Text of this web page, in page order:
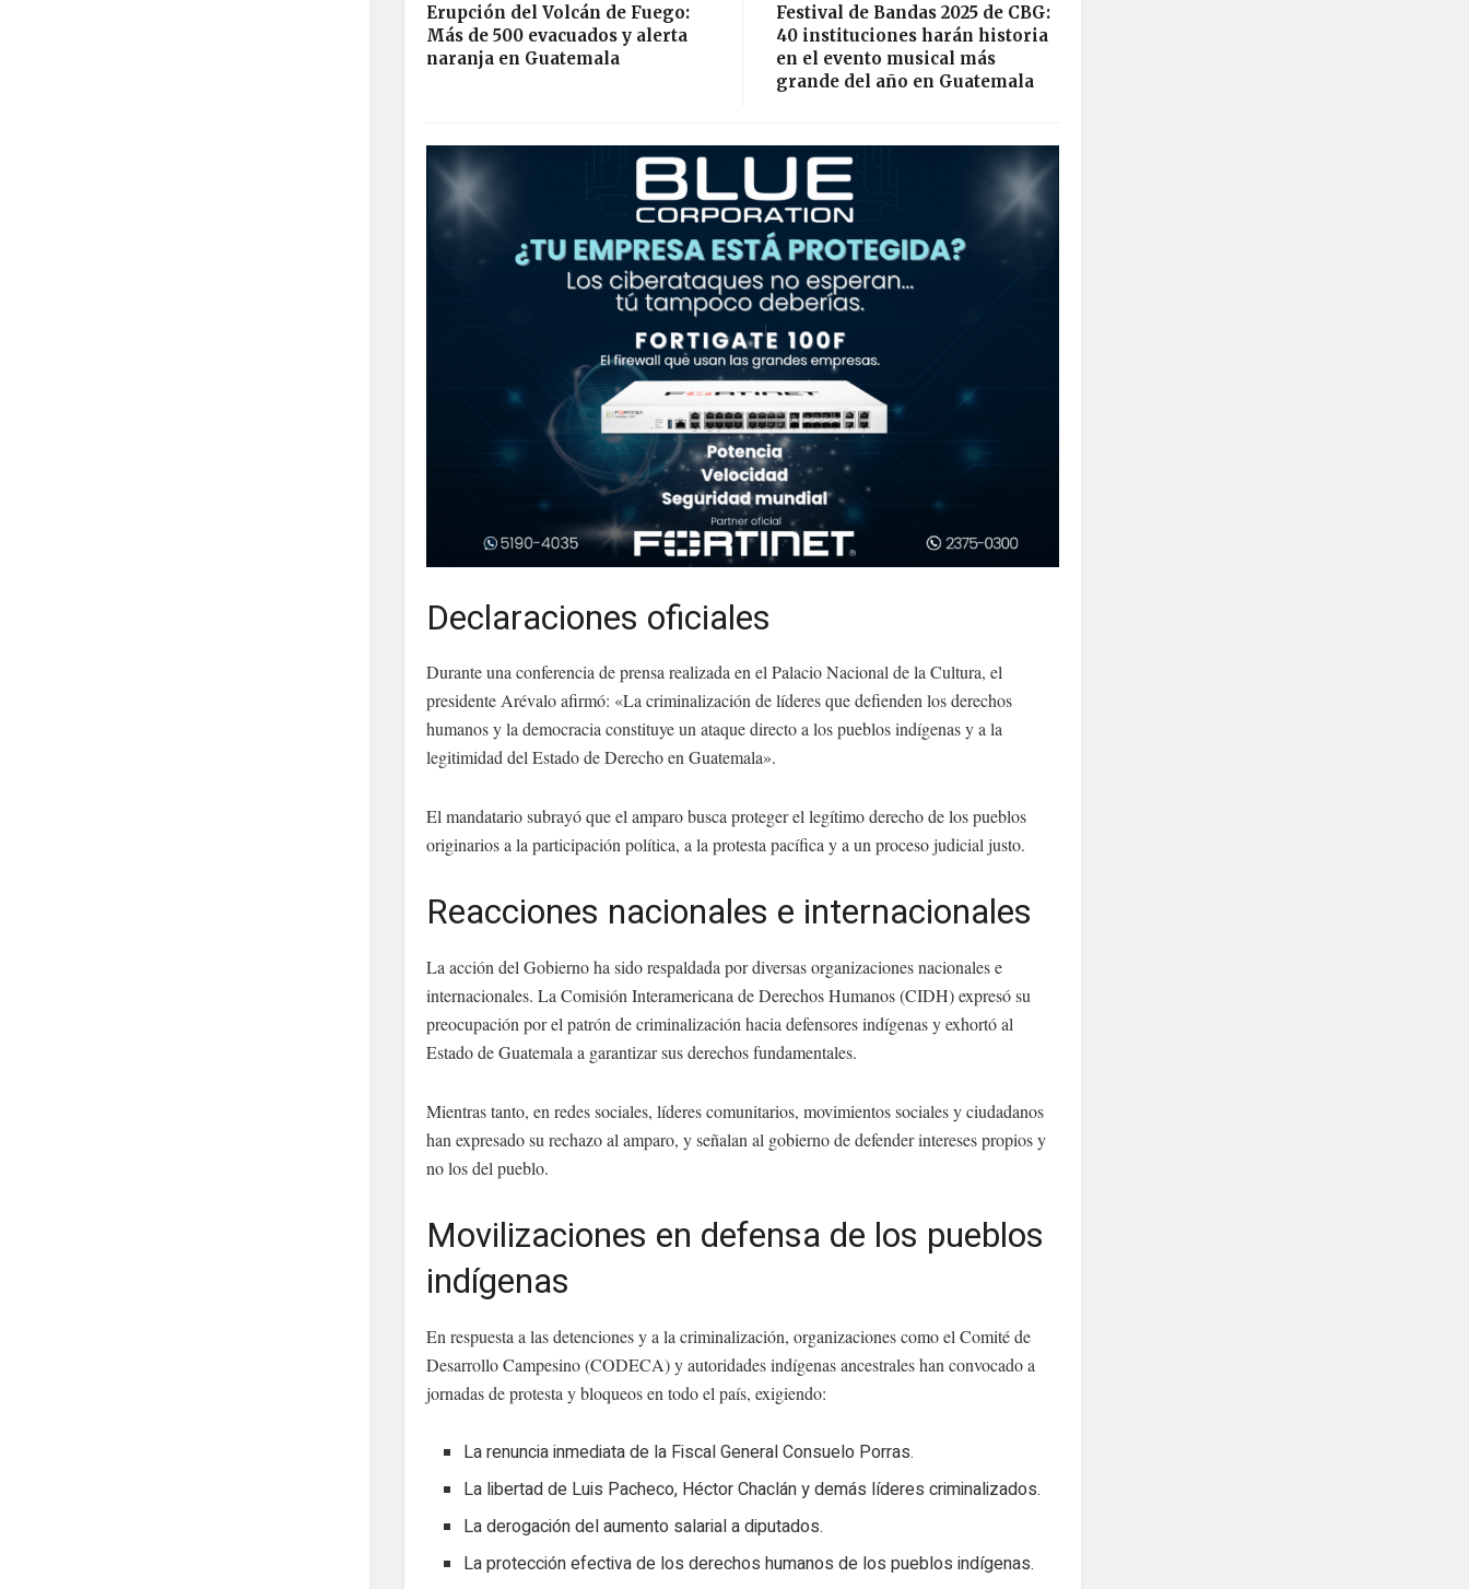
Erupción del Volcán de Fuego:
Más de 500 evacuados y alerta
naranja en Guatemala
Festival de Bandas 2025 de CBG:
40 instituciones harán historia
en el evento musical más
grande del año en Guatemala
Declaraciones oficiales
Durante una conferencia de prensa realizada en el Palacio Nacional de la Cultura, el
presidente Arévalo afirmó: «La criminalización de líderes que defienden los derechos
humanos y la democracia constituye un ataque directo a los pueblos indígenas y a la
legitimidad del Estado de Derecho en Guatemala».
El mandatario subrayó que el amparo busca proteger el legítimo derecho de los pueblos
originarios a la participación política, a la protesta pacífica y a un proceso judicial justo.
Reacciones nacionales e internacionales
La acción del Gobierno ha sido respaldada por diversas organizaciones nacionales e
internacionales. La Comisión Interamericana de Derechos Humanos (CIDH) expresó su
preocupación por el patrón de criminalización hacia defensores indígenas y exhortó al
Estado de Guatemala a garantizar sus derechos fundamentales.
Mientras tanto, en redes sociales, líderes comunitarios, movimientos sociales y ciudadanos
han expresado su rechazo al amparo, y señalan al gobierno de defender intereses propios y
no los del pueblo.
Movilizaciones en defensa de los pueblos
indígenas
En respuesta a las detenciones y a la criminalización, organizaciones como el Comité de
Desarrollo Campesino (CODECA) y autoridades indígenas ancestrales han convocado a
jornadas de protesta y bloqueos en todo el país, exigiendo:
La renuncia inmediata de la Fiscal General Consuelo Porras.
La libertad de Luis Pacheco, Héctor Chaclán y demás líderes criminalizados.
La derogación del aumento salarial a diputados.
La protección efectiva de los derechos humanos de los pueblos indígenas.